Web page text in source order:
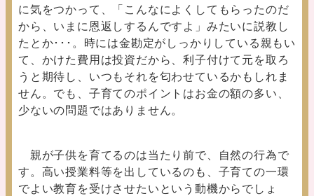
に気をつかって、「こんなによくしてもらったのだ
から、いまに恩返しするんですよ」みたいに説教し
たとか･･･。時には金勘定がしっかりしている親もい
て、かけた費用は投資だから、利子付けて元を取ろ
うと期待し、いつもそれを匂わせているかもしれま
せん。でも、子育てのポイントはお金の額の多い、
少ないの問題ではありません。
親が子供を育てるのは当たり前で、自然の行為で
す。高い授業料等を出しているのも、子育ての一環
でよい教育を受けさせたいという動機からでしょ